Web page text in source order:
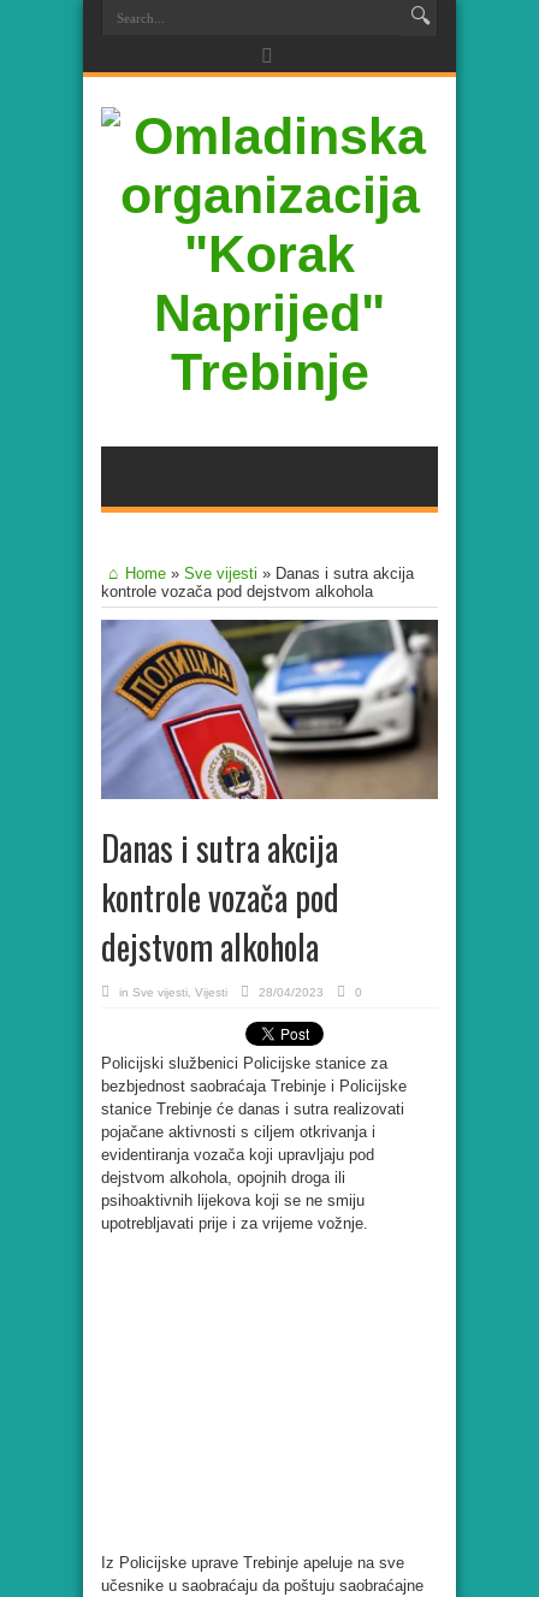
Home » Sve vijesti » Danas i sutra akcija
kontrole vozača pod dejstvom alkohola
Danas i sutra akcija
kontrole vozača pod
dejstvom alkohola
in Sve vijesti Vijesti 28/04/2023 0
Policijski službenici Policijske stanice za
bezbjednost saobraćaja Trebinje i Policijske
stanice Trebinje će danas i sutra realizovati
pojačane aktivnosti s ciljem otkrivanja i
evidentiranja vozača koji upravljaju pod
dejstvom alkohola, opojnih droga ili
psihoaktivnih lijekova koji se ne smiju
upotrebljavati prije i za vrijeme vožnje.
Iz Policijske uprave Trebinje apeluje na sve
učesnike u saobraćaju da poštuju saobraćajne